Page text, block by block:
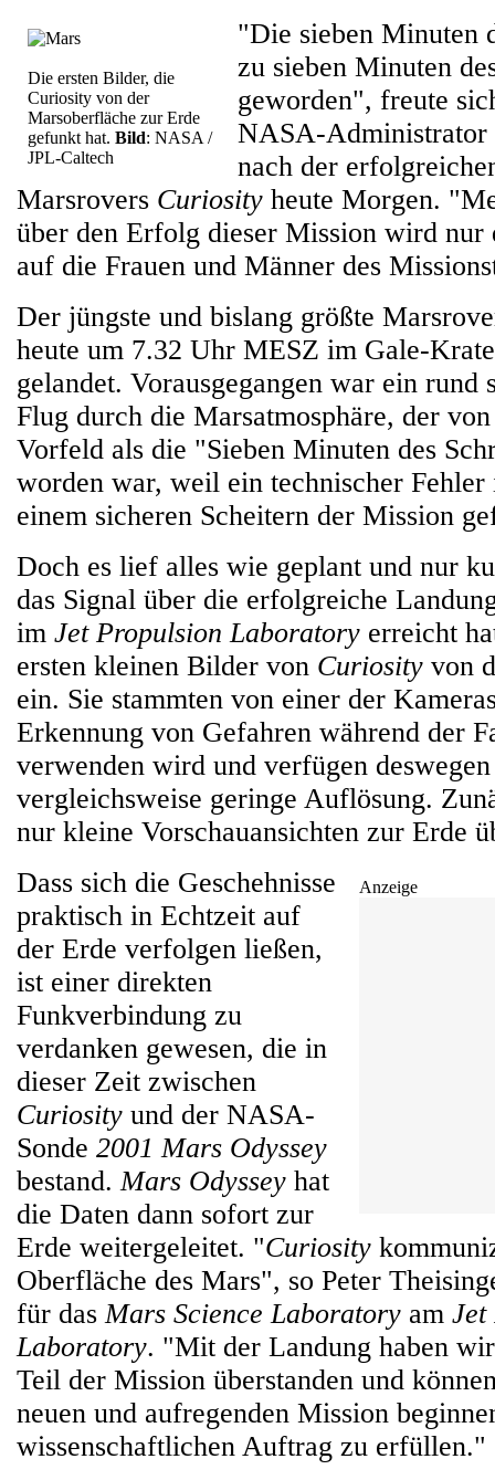
Die ersten Bilder, die
Curiosity von der
Marsoberfläche zur Erde
gefunkt hat. Bild: NASA /
JPL-Caltech
"Die sieben Minuten
zu sieben Minuten
geworden", freute
NASA-Administrator
nach der
Marsrovers Curiosity heute Morgen.
über den Erfolg dieser Mission wird nur
auf die Frauen und Männer des
Der jüngste und bislang größte
heute um 7.32 Uhr MESZ im Gale-
gelandet. Vorausgegangen war ein rund
Flug durch die Marsatmosphäre, der
Vorfeld als die "Sieben Minuten des
worden war, weil ein technischer
einem sicheren Scheitern der Mission
Doch es lief alles wie geplant und nur
das Signal über die erfolgreiche
im Jet Propulsion Laboratory erreicht
ersten kleinen Bilder von Curiosity von
ein. Sie stammten von einer der
Erkennung von Gefahren während der
verwenden wird und verfügen
vergleichsweise geringe Auflösung.
nur kleine Vorschauansichten zur Erde
Anzeige
Dass sich die Geschehnisse
praktisch in Echtzeit auf
der Erde verfolgen ließen,
ist einer direkten
Funkverbindung zu
verdanken gewesen, die in
dieser Zeit zwischen
Curiosity und der NASA-
Sonde 2001 Mars Odyssey
bestand.Mars Odyssey hat
die Daten dann sofort zur
Erde weitergeleitet. "Curiosity
Oberfläche des Mars", so Peter
für dasMars Science Laboratory am Jet
Laboratory. "Mit der Landung haben
Teil der Mission überstanden und
neuen und aufregenden Mission
wissenschaftlichen Auftrag zu erfüllen."